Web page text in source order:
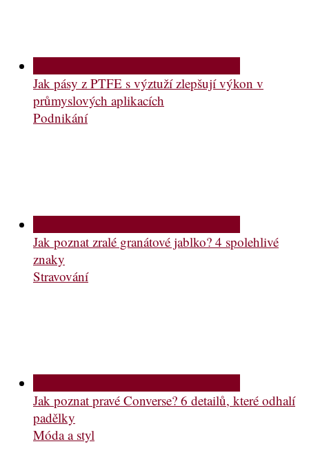
Jak pásy z PTFE s výztuží zlepšují výkon v
průmyslových aplikacích
Podnikání
Jak poznat zralé granátové jablko? 4 spolehlivé
znaky
Stravování
Jak poznat pravé Converse? 6 detailů, které odhalí
padělky
Móda a styl